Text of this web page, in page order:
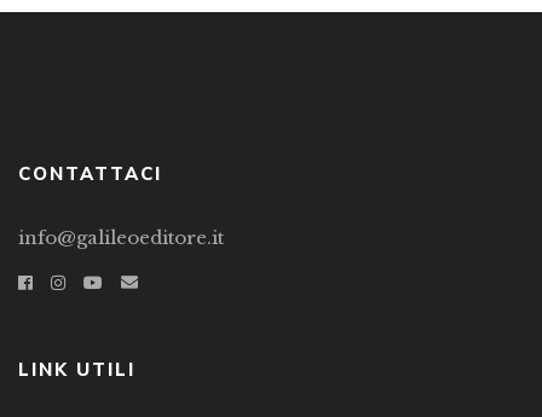
CONTATTACI
info@galileoeditore.it
LINK UTILI